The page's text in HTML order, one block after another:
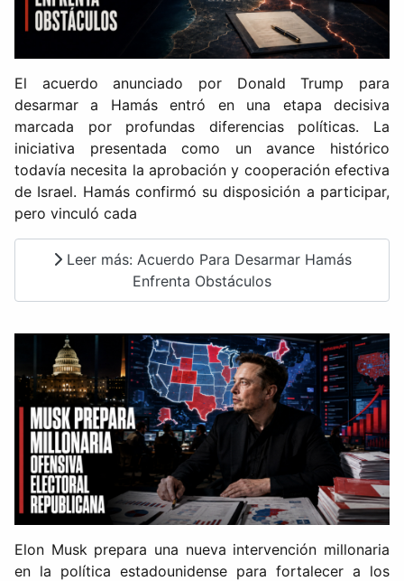
El acuerdo anunciado por Donald Trump para
desarmar a Hamás entró en una etapa decisiva
marcada por profundas diferencias políticas. La
iniciativa presentada como un avance histórico
todavía necesita la aprobación y cooperación efectiva
de Israel. Hamás confirmó su disposición a participar,
pero vinculó cada
Leer más: Acuerdo Para Desarmar Hamás
Enfrenta Obstáculos
Elon Musk prepara una nueva intervención millonaria
en la política estadounidense para fortalecer a los